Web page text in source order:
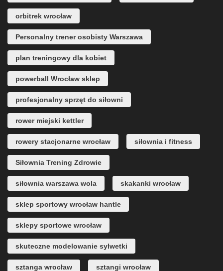
orbitrek wrocław
Personalny trener osobisty Warszawa
plan treningowy dla kobiet
powerball Wrocław sklep
profesjonalny sprzęt do siłowni
rower miejski kettler
rowery stacjonarne wrocław siłownia i fitness
Siłownia Trening Zdrowie
siłownia warszawa wola skakanki wrocław
sklep sportowy wrocław hantle
sklepy sportowe wrocław
skuteczne modelowanie sylwetki
sztanga wrocław sztangi wrocław